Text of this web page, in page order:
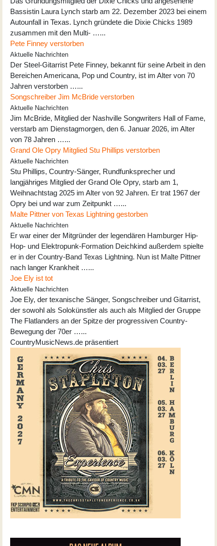
Bassistin Laura Lynch starb am 22. Dezember 2023 bei einem
Autounfall in Texas. Lynch gründete die Dixie Chicks 1989
zusammen mit den Multi- …...
Pete Finney verstorben
Aktuelle Nachrichten
Der Steel-Gitarrist Pete Finney, bekannt für seine Arbeit in den
Bereichen Americana, Pop und Country, ist im Alter von 70
Jahren verstorben …...
Songschreiber Jim McBride verstorben
Aktuelle Nachrichten
Jim McBride, Mitglied der Nashville Songwriters Hall of Fame,
verstarb am Dienstagmorgen, den 6. Januar 2026, im Alter
von 78 Jahren …...
Grand Ole Opry Mitglied Stu Phillips verstorben
Aktuelle Nachrichten
Stu Phillips, Country-Sänger, Rundfunksprecher und
langjähriges Mitglied der Grand Ole Opry, starb am 1,
Weihnachtstag 2025 im Alter von 92 Jahren. Er trat 1967 der
Opry bei und war zum Zeitpunkt …...
Malte Pittner von Texas Lightning gestorben
Aktuelle Nachrichten
Er war einer der Mitgründer der legendären Hamburger Hip-
Hop- und Elektropunk-Formation Deichkind außerdem spielte
er in der Country-Band Texas Lightning. Nun ist Malte Pittner
nach langer Krankheit …...
Joe Ely ist tot
Aktuelle Nachrichten
Joe Ely, der texanische Sänger, Songschreiber und Gitarrist,
der sowohl als Solokünstler als auch als Mitglied der Gruppe
The Flatlanders an der Spitze der progressiven Country-
Bewegung der 70er …...
CountryMusicNews.de präsentiert